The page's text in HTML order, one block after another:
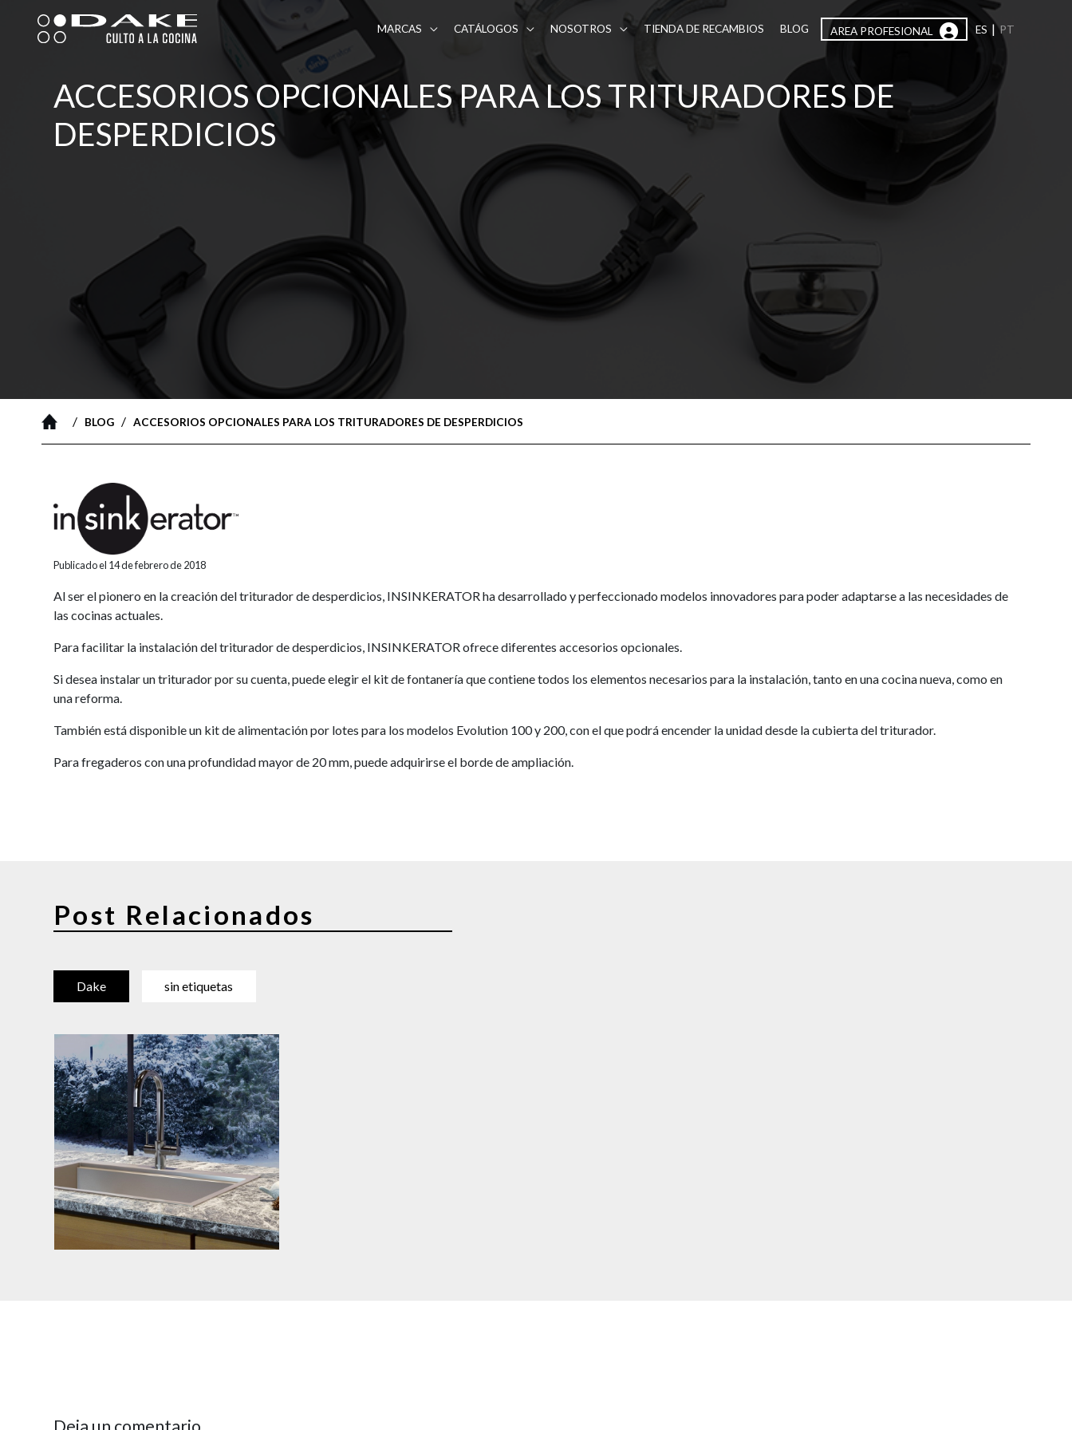
contenido
MARCAS CATÁLOGOS NOSOTROS TIENDA DE RECAMBIOS BLOG AREA PROFESIONAL ES | PT
ACCESORIOS OPCIONALES PARA LOS TRITURADORES DE
DESPERDICIOS
/ BLOG / ACCESORIOS OPCIONALES PARA LOS TRITURADORES DE DESPERDICIOS
Publicado el 14 de febrero de 2018
Al ser el pionero en la creación del triturador de desperdicios, INSINKERATOR ha desarrollado y perfeccionado modelos innovadores para poder adaptarse a las necesidades de
las cocinas actuales.
Para facilitar la instalación del triturador de desperdicios, INSINKERATOR ofrece diferentes accesorios opcionales.
Si desea instalar un triturador por su cuenta, puede elegir el kit de fontanería que contiene todos los elementos necesarios para la instalación, tanto en una cocina nueva, como en
una reforma.
También está disponible un kit de alimentación por lotes para los modelos Evolution 100 y 200, con el que podrá encender la unidad desde la cubierta del triturador.
Para fregaderos con una profundidad mayor de 20 mm, puede adquirirse el borde de ampliación.
Post Relacionados
Dake sin etiquetas